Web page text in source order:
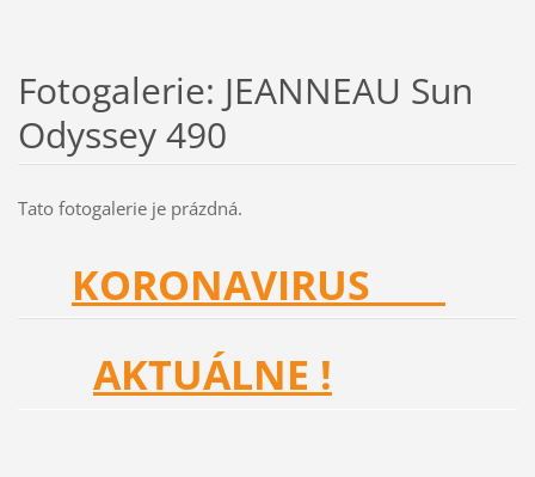
Fotogalerie: JEANNEAU Sun
Odyssey 490
Tato fotogalerie je prázdná.
KORONAVIRUS
AKTUÁLNE !